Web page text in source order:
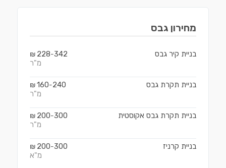
מחירון גבס
בניית קיר גבס 228-342
₪
מ"ר
בניית תקרת גבס 160-240
₪
מ"ר
בניית תקרת גבס אקוסטית 200-300
₪
מ"ר
בניית קרניז 200-300
₪
מ"א